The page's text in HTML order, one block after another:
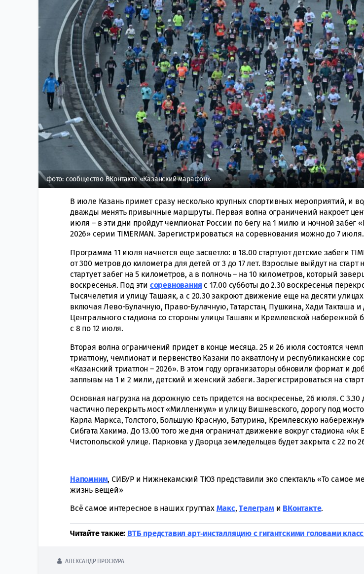
фото: сообщество ВКонтакте «Казанский марафон»
В июле Казань примет сразу несколько крупных спортивных мероприятий, и
дважды менять привычные маршруты. Первая волна ограничений накроет
июля – в эти дни пройдут чемпионат России по бегу на 1 милю и ночной забег
2026» серии TIMERMAN. Зарегистрироваться на соревнования можно до 7 июля.
Программа 11 июля начнется еще засветло: в 18.00 стартуют детские забеги
от 300 метров до километра для детей от 3 до 17 лет. Взрослые выйдут на старт
стартует забег на 5 километров, а в полночь – на 10 километров, который
воскресенья. Под эти соревнования с 17.00 субботы до 2.30 воскресенья
Тысячелетия и улицу Ташаяк, а с 20.30 закроют движение еще на десяти
включая Лево-Булачную, Право-Булачную, Татарстан, Пушкина, Хади Такташа и
Центрального стадиона со стороны улицы Ташаяк и Кремлевской набережной
с 8 по 12 июля.
Вторая волна ограничений придет в конце месяца. 25 и 26 июля состоятся
триатлону, чемпионат и первенство Казани по акватлону и республиканские
«Казанский триатлон – 2026». В этом году организаторы обновили формат и
заплывы на 1 и 2 мили, детский и женский забеги. Зарегистрироваться на
Основная нагрузка на дорожную сеть придется на воскресенье, 26 июля. С 3.30
частично перекрыть мост «Миллениум» и улицу Вишневского, дорогу под
Карла Маркса, Толстого, Большую Красную, Батурина, Кремлевскую
Сибгата Хакима. До 13.00 того же дня ограничат движение вокруг стадиона «Ак
Чистопольской улице. Парковка у Дворца земледельцев будет закрыта с 22 по
Напомним, СИБУР и Нижнекамский ТЮЗ представили эко спектакль «То самое
жизнь вещей»
Всё самое интересное в наших группах Макс,Tелеграми ВКонтакте.
Читайте также: ВТБ представил арт‑инсталляцию с гигантскими головами
АЛЕКСАНДР ПРОСКУРА